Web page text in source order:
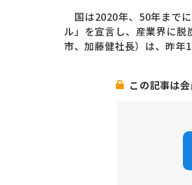
国は2020年、50年まで
ル」を宣言し、産業界に
市、加藤健社長）は、昨年
この記事は会